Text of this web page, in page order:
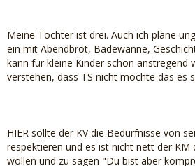
Meine Tochter ist drei. Auch ich plane
ein mit Abendbrot, Badewanne,
kann für kleine Kinder schon anstregend
verstehen, dass TS nicht möchte das es
HIER sollte der KV die Bedürfnisse von
respektieren und es ist nicht nett der KM
wollen und zu sagen "Du bist aber